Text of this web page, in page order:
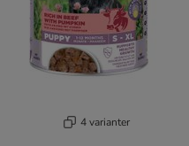
4 varianter